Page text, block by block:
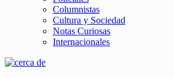
Columnistas
Cultura y Sociedad
Notas Curiosas
Internacionales